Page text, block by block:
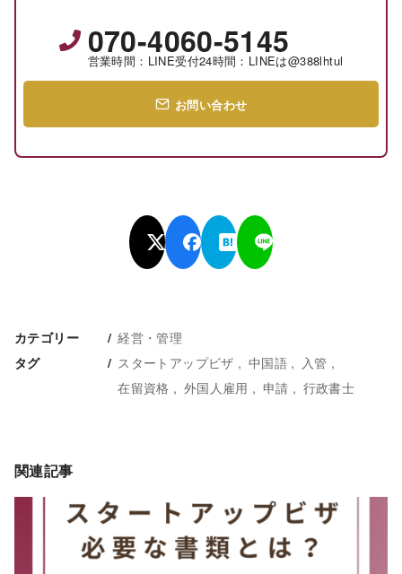
070-4060-5145
営業時間：LINE受付24時間：LINEは@388lhtul
お問い合わせ
カテゴリー 経営・管理
タグ スタートアップビザ 中国語
入管
在留資格
外国人雇用 申請 行政書士
関連記事